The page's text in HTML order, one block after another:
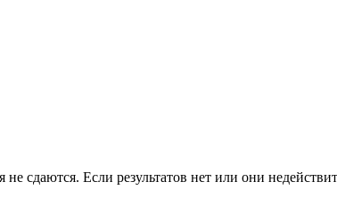
сдаются. Если результатов нет или они